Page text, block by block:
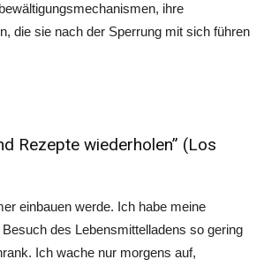
ihre
die sie nach der Sperrung mit sich führen
Rezepte wiederholen” (Los
einbauen werde. Ich habe meine
des Lebensmittelladens so gering
Ich wache nur morgens auf,